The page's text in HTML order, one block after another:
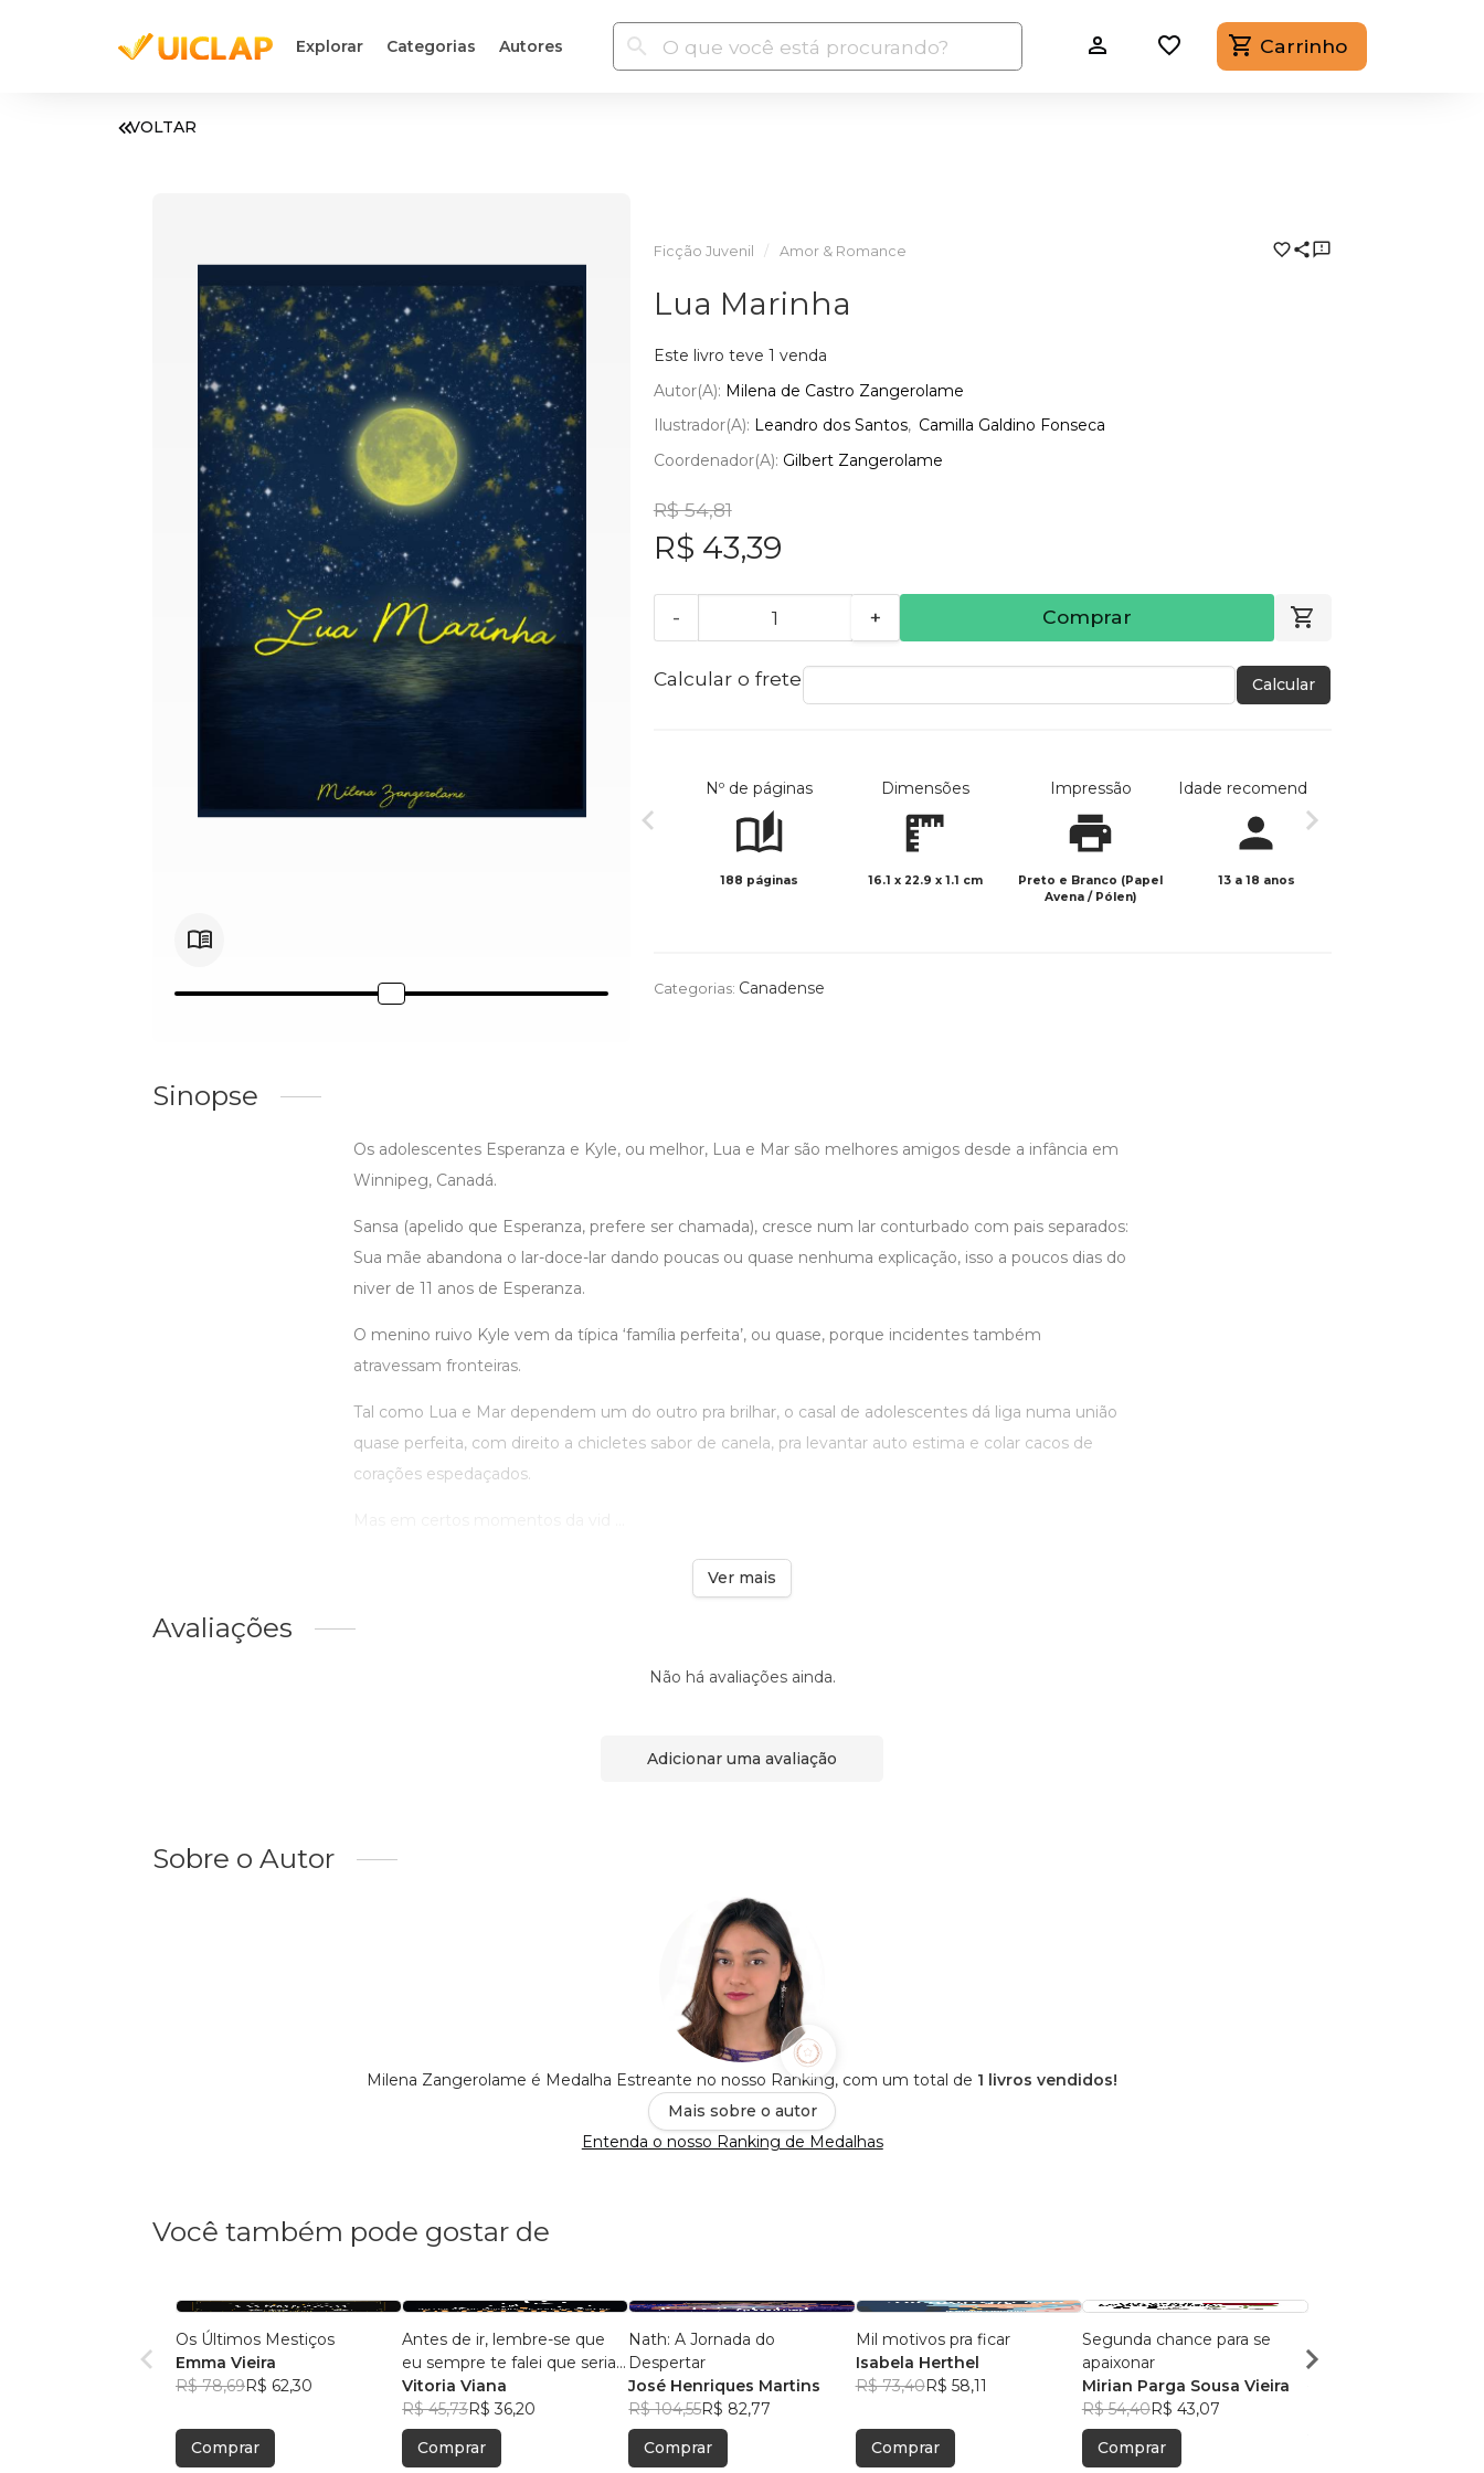
Explorar Categorias Autores Carrinho
VOLTAR
Ficção Juvenil Amor & Romance
Lua Marinha
Este livro teve 1 venda
Autor(a): Milena de Castro Zangerolame
Ilustrador(a): Leandro dos Santos
Camilla Galdino Fonseca
Coordenador(a): Gilbert Zangerolame
R$ 54,81
R$ 43,39
- + Comprar
Calcular o frete Calcular
Nº de páginas
188 páginas
Dimensões
16.1 x 22.9 x 1.1 cm
Impressão
Preto e Branco (Papel
Avena / Pólen)
Idade recomendada
13 a 18 anos
Categorias: Canadense
Sinopse
Os adolescentes Esperanza e Kyle, ou melhor, Lua e Mar são melhores amigos desde a infância em
Winnipeg, Canadá.
Sansa (apelido que Esperanza, prefere ser chamada), cresce num lar conturbado com pais separados:
Sua mãe abandona o lar-doce-lar dando poucas ou quase nenhuma explicação, isso a poucos dias do
niver de 11 anos de Esperanza.
O menino ruivo Kyle vem da típica ‘família perfeita’, ou quase, porque incidentes também
atravessam fronteiras.
Tal como Lua e Mar dependem um do outro pra brilhar, o casal de adolescentes dá liga numa união
quase perfeita, com direito a chicletes sabor de canela, pra levantar auto estima e colar cacos de
corações espedaçados.
Ver mais
Avaliações
Não há avaliações ainda.
Adicionar uma avaliação
Sobre o Autor
Milena Zangerolame é Medalha Estreante no nosso Ranking, com um total de 1 livros vendidos!
Mais sobre o autor
Entenda o nosso Ranking de Medalhas
Você também pode gostar de
Os Últimos Mestiços
Emma Vieira
R$ 78,69R$ 62,30
Comprar
Antes de ir, lembre-se que
eu sempre te falei que seria
amor
Vitoria Viana
R$ 45,73R$ 36,20
Comprar
Nath: A Jornada do
Despertar
José Henriques Martins
R$ 104,55R$ 82,77
Comprar
Mil motivos pra ficar
Isabela Herthel
R$ 73,40R$ 58,11
Comprar
Segunda chance para se
apaixonar
Mirian Parga Sousa Vieira
R$ 54,40R$ 43,07
Comprar
Giovanna P. Ribeiro